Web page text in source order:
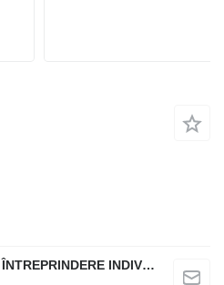
SZENTMIKLOSI ADALBERT ÎNTREPRINDERE INDIVIDUALĂ